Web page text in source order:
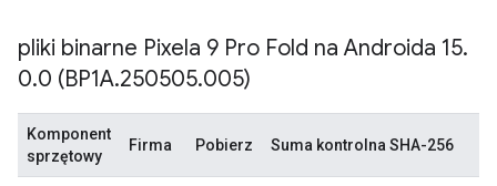
pliki binarne Pixela 9 Pro Fold na Androida 15.
0.0 (BP1A.250505.005)
Komponent
sprzętowy
Firma Pobierz Suma kontrolna SHA-256